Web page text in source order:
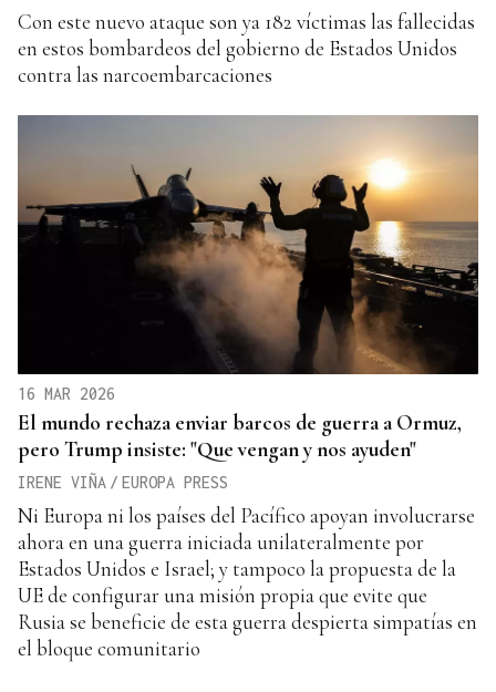
Con este nuevo ataque son ya 182 víctimas las fallecidas
en estos bombardeos del gobierno de Estados Unidos
contra las narcoembarcaciones
16 MAR 2026
El mundo rechaza enviar barcos de guerra a Ormuz,
pero Trump insiste: "Que vengan y nos ayuden"
IRENE VIÑA / EUROPA PRESS
Ni Europa ni los países del Pacífico apoyan involucrarse
ahora en una guerra iniciada unilateralmente por
Estados Unidos e Israel; y tampoco la propuesta de la
UE de configurar una misión propia que evite que
Rusia se beneficie de esta guerra despierta simpatías en
el bloque comunitario